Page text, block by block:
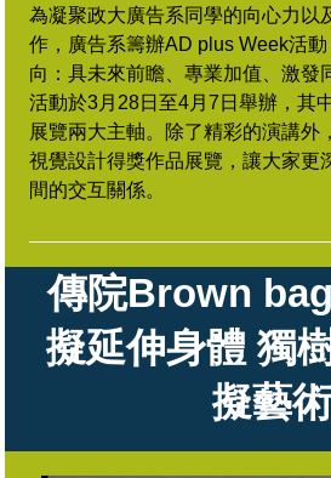
為凝聚政大廣告系同學的向心力以
作，廣告系籌辦AD plus Week活
向：具未來前瞻、專業加值、激發
活動於3月28日至4月7日舉辦，其
展覽兩大主軸。除了精彩的演講外
視覺設計得獎作品展覽，讓大家更
間的交互關係。
傳院Brown
擬延伸身體 獨
擬藝術